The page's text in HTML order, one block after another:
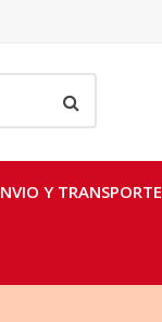
Y TRANSPORTE